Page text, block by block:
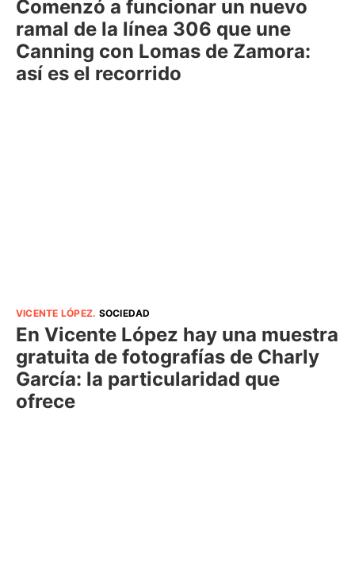
Comenzó a funcionar un nuevo
ramal de la línea 306 que une
Canning con Lomas de Zamora:
así es el recorrido
VICENTE LÓPEZ. SOCIEDAD
En Vicente López hay una muestra
gratuita de fotografías de Charly
García: la particularidad que
ofrece